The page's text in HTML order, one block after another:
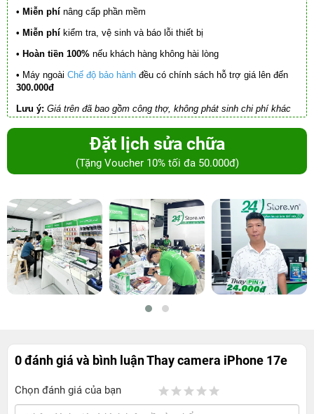
• Miễn phí nâng cấp phần mềm
• Miễn phí kiểm tra, vệ sinh và báo lỗi thiết bị
• Hoàn tiền 100% nếu khách hàng không hài lòng
• Máy ngoài Chế độ bảo hành đều có chính sách hỗ trợ giá lên đến
300.000đ
Lưu ý: Giá trên đã bao gồm công thợ, không phát sinh chi phí khác
Đặt lịch sửa chữa
(Tặng Voucher 10% tối đa 50.000đ)
0 đánh giá và bình luậnThay camera iPhone 17e
Chọn đánh giá của bạn